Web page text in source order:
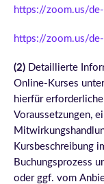
https://zoom.us/
https://zoom.us/
(2) Detaillierte
Online-Kurses
hierfür
Voraussetzungen,
Kursbeschreibung
Buchungsprozess
oder ggf. vom